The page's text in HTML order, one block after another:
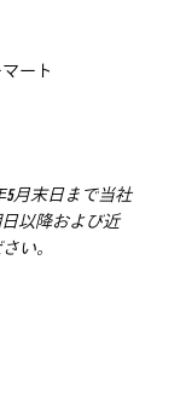
ート
5月末日まで当社
以降および近
い。